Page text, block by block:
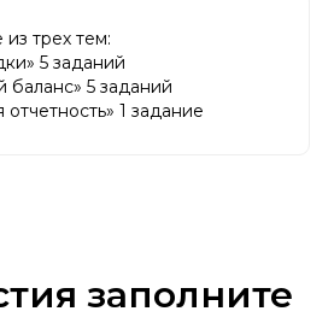
трех тем:
5 заданий
баланс» 5 заданий
отчетность» 1 задание
заполните